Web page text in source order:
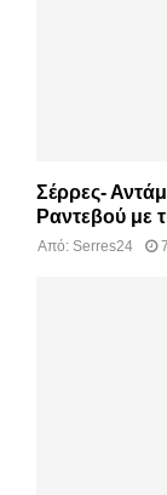
Σέρρες-
Ραντεβού με
Από: Serres24